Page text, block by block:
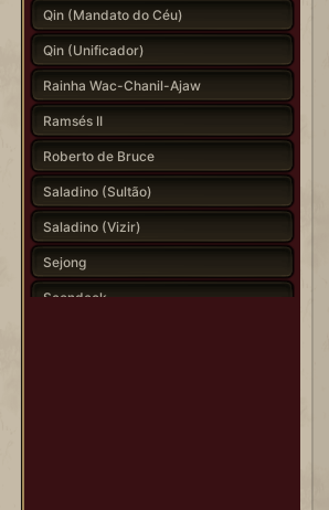
Qin (Mandato do Céu)
Qin (Unificador)
Rainha Wac-Chanil-Ajaw
Ramsés II
Roberto de Bruce
Saladino (Sultão)
Saladino (Vizir)
Sejong
Seondeok